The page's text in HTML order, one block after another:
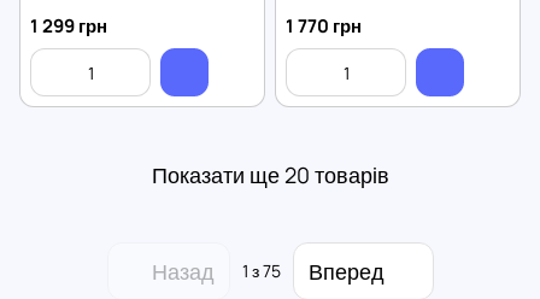
1 299 грн 1 770 грн
Показати ще 20 товарів
Назад 1 з 75 Вперед